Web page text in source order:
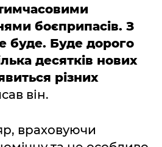
боєприпасів. З
буде. Буде дорого
десятків нових
різних
він.
враховуючи